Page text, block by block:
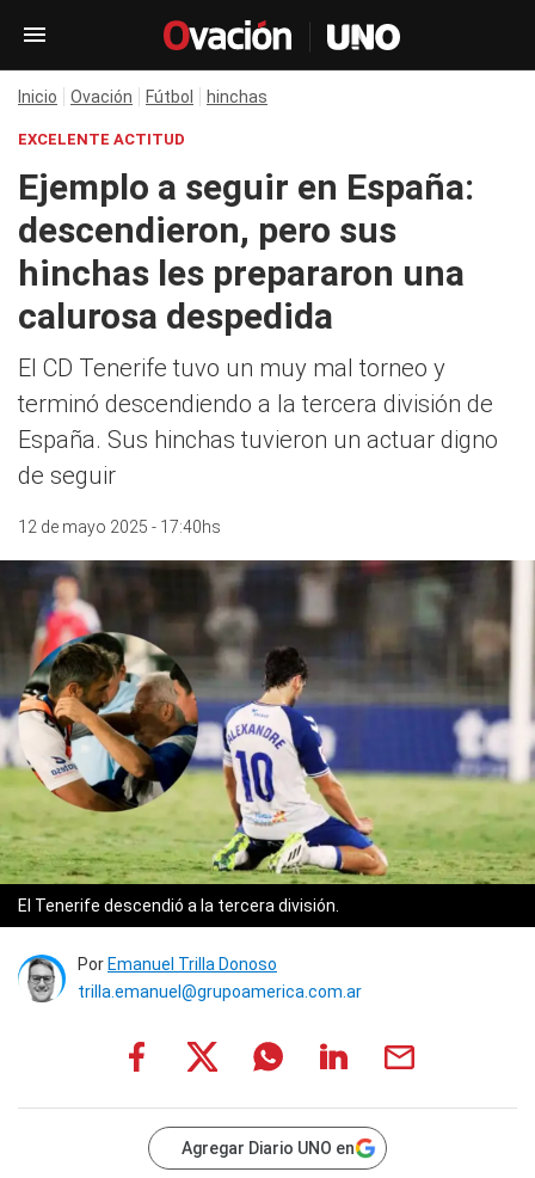
Inicio Ovación Fútbol hinchas
EXCELENTE ACTITUD
Ejemplo a seguir en España:
descendieron, pero sus
hinchas les prepararon una
calurosa despedida
El CD Tenerife tuvo un muy mal torneo y
terminó descendiendo a la tercera división de
España. Sus hinchas tuvieron un actuar digno
de seguir
12 de mayo 2025 - 17:40hs
El Tenerife descendió a la tercera división.
Por Emanuel Trilla Donoso
trilla.emanuel@grupoamerica.com.ar
Agregar Diario UNO en